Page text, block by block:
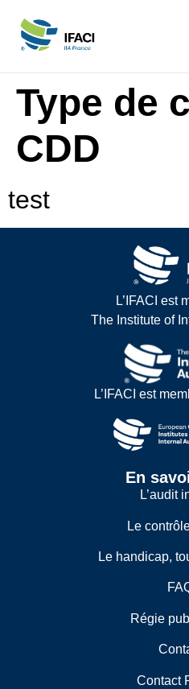
Type de
CDD
test
L’IFACI est
The Institute of
L’IFACI est
En
L’audit
Le
Le handicap,
Régie
Contact